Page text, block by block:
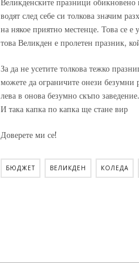
Великденските празници обикновено
водят след себе си толкова значим
на някое приятно местенце. Това се
това Великден е пролетен празник,
За да не усетите толкова тежко
можете да ограничите онези безумни
лева в онова безумно скъпо
И така капка по капка ще стане вир
Доверете ми се!
БЮДЖЕТ ВЕЛИКДЕН КОЛЕДА